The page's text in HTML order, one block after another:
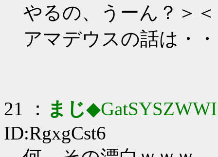
やるの、うーん？＞＜
アマデウスの話は・
21 ： まじ◆GatSYSZWWI
ID:RgxgCst6